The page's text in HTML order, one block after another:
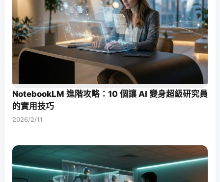
NotebookLM 進階攻略：10 個讓 AI 變身超級研究員
的實用技巧
2026/2/11